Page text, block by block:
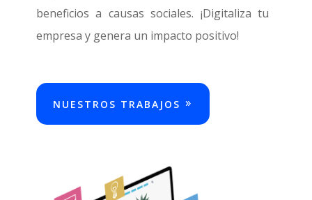
beneficios a causas sociales. ¡Digitaliza tu
empresa y genera un impacto positivo!
NUESTROS TRABAJOS